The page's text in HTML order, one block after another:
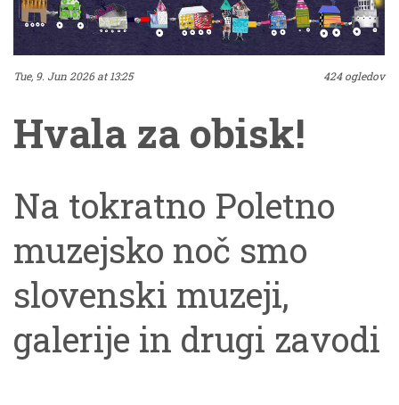
Tue, 9. Jun 2026 at 13:25 424 ogledov
Hvala za obisk!
Na tokratno Poletno
muzejsko noč smo
slovenski muzeji,
galerije in drugi zavodi